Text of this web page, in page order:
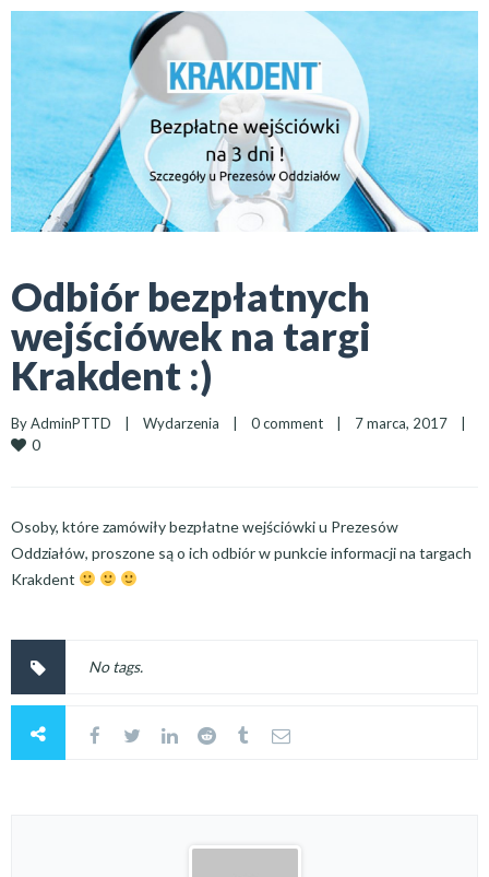
Odbiór bezpłatnych
wejściówek na targi
Krakdent :)
By AdminPTTD | Wydarzenia | 0 comment | 7 marca, 2017 |
0
Osoby, które zamówiły bezpłatne wejściówki u Prezesów
Oddziałów, proszone są o ich odbiór w punkcie informacji na targach
Krakdent
No tags.